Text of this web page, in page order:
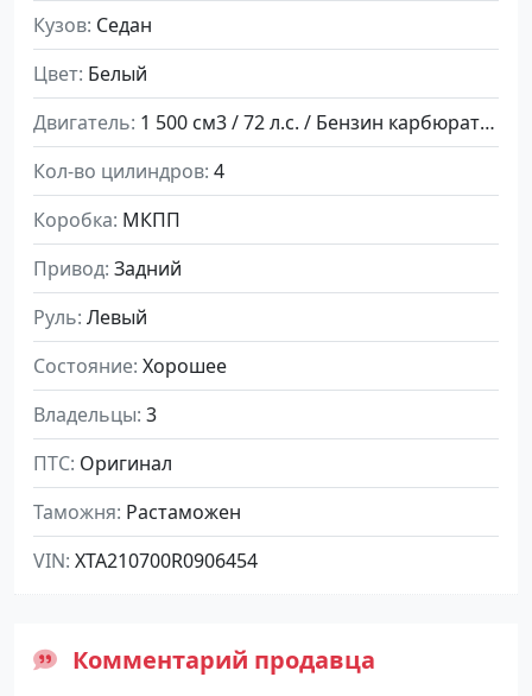
Кузов Седан
Цвет Белый
Двигатель
1 500 см3 / 72 л.с. / Бензин карбюратор
Кол-во цилиндров 4
Коробка МКПП
Привод Задний
Руль Левый
Состояние Хорошее
Владельцы 3
ПТС Оригинал
Таможня Растаможен
VIN XTA210700R0906454
Комментарий продавца